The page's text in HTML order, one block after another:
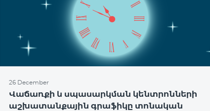
26 December
Վաճառքի և սպասարկման կենտրոնների
աշխատանքային գրաֆիկը տոնական